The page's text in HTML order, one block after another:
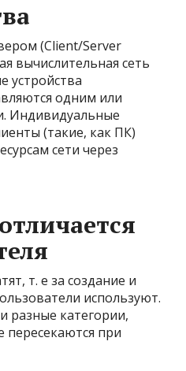
(Client/Server
вычислительная сеть
устройства
одним или
Индивидуальные
(такие, как ПК)
сети через
т. е за создание и
используют.
разные категории,
пересекаются при